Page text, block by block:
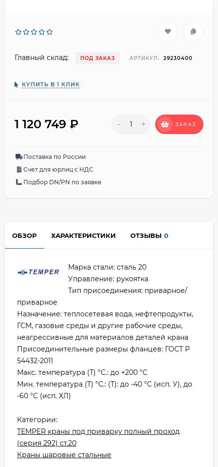
Главный склад: ПОД ЗАКАЗ АРТИКУЛ: 29230400
КУПИТЬ В 1 КЛИК
1 120 749 ₽ - + ЗАКАЗ
Поставка по России
Счет для юрлиц с НДС
Подбор DN/PN по заявке
ОБЗОР ХАРАКТЕРИСТИКИ ОТЗЫВЫ 0
Марка стали: сталь 20
Управление: рукоятка
Тип присоединения: приварное/
приварное
Назначение: теплосетевая вода, нефтепродукты,
ГСМ, газовые среды и другие рабочие среды,
неагрессивные для материалов деталей крана
Присоединительные размеры фланцев: ГОСТ Р
54432-2011
Макс. температура (Т) °С.: до +200 °С
Мин. температура (Т) °С.: (Т): до -40 °С (исп. У), до
-60 °С (исп. ХЛ)
Категории:
TEMPER краны под приварку полный проход
(серия 292) ст.20
Краны шаровые стальные